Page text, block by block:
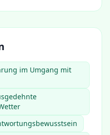
im Umgang mit